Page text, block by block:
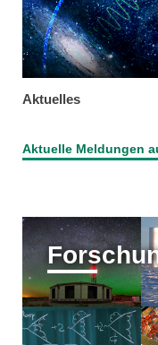
Aktuelles
Aktuelle Meldungen